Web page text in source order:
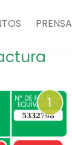
PRENSA